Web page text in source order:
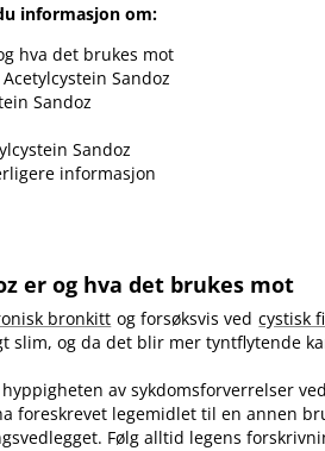
informasjon om:
hva det brukes mot
Sandoz
Sandoz
Sandoz
informasjon
er og hva det brukes mot
bronkitt og forsøksvis ved cystisk
slim, og da det blir mer tyntflytende
av sykdomsforverrelser ved
foreskrevet legemidlet til en annen
Følg alltid legens